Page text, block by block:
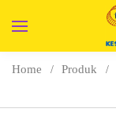
Home Produk